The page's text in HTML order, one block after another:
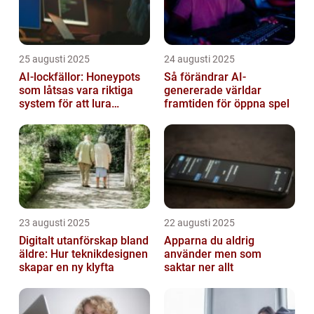
25 augusti 2025
AI-lockfällor: Honeypots
som låtsas vara riktiga
system för att lura
24 augusti 2025
Så förändrar AI-
genererade världar
framtiden för öppna spel
23 augusti 2025
Digitalt utanförskap bland
äldre: Hur teknikdesignen
skapar en ny klyfta
22 augusti 2025
Apparna du aldrig
använder men som
saktar ner allt